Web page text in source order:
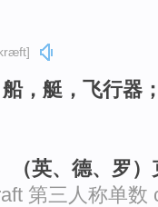
，艇，飞行器
（英、德、罗
第三人称单